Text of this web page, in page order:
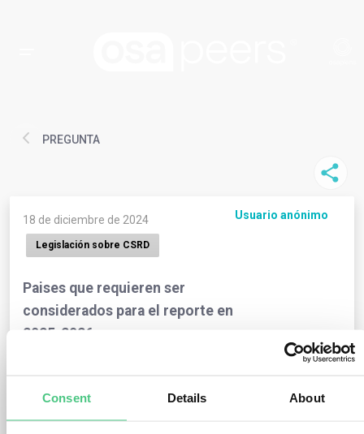
Consent Details About
PREGUNTA
18 de diciembre de 2024 Usuario anónimo
Legislación sobre CSRD
Paises que requieren ser
considerados para el reporte en
2025-2026
Hola, si una empresa tiene subsidiarias, filiales o
¿debe de reportar su informacion y formar parte
de el reporte de CSRD del grupo?